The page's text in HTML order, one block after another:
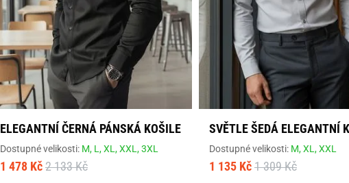
ELEGANTNÍ ČERNÁ PÁNSKÁ KOŠILE
Dostupné velikosti: M, L,XL,XXL,3XL
1 478 Kč 2 133 Kč
SVĚTLE ŠEDÁ ELEGANTNÍ
Dostupné velikosti: M,XL,XXL
1 135 Kč 1 309 Kč